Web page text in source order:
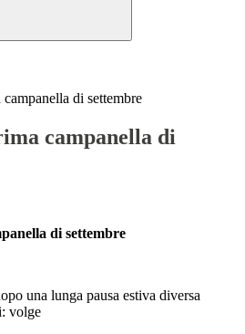
di settembre
campanella di
di settembre
una lunga pausa estiva diversa
volge